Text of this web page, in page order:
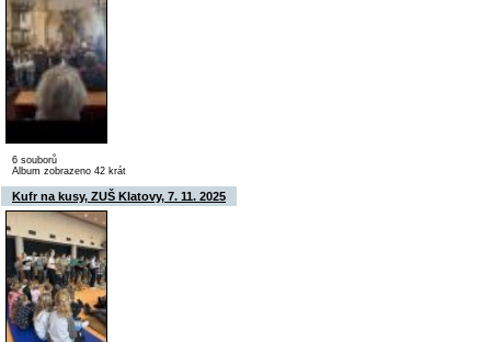
6 souborů
Album zobrazeno 42 krát
Kufr na kusy, ZUŠ Klatovy, 7. 11. 2025